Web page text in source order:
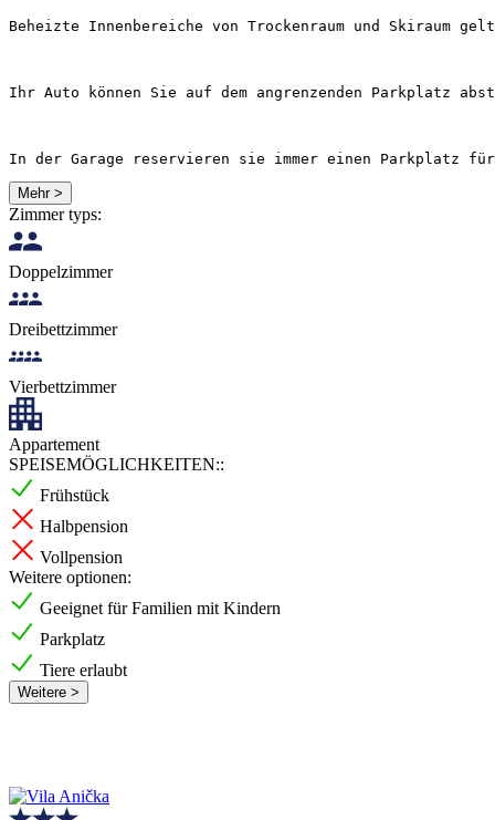
Beheizte Innenbereiche von Trockenraum und Skiraum
Ihr Auto können Sie auf dem angrenzenden Parkplatz
In der Garage reservieren sie immer einen Parkplatz für
Mehr >
Zimmer typs:
Doppelzimmer
Dreibettzimmer
Vierbettzimmer
Appartement
SPEISEMÖGLICHKEITEN::
Frühstück
Halbpension
Vollpension
Weitere optionen:
Geeignet für Familien mit Kindern
Parkplatz
Tiere erlaubt
Weitere >